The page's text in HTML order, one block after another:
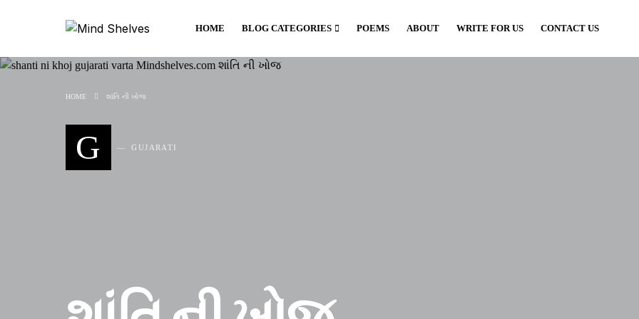
HOME BLOG CATEGORIES POEMS ABOUT WRITE FOR US CONTACT US
HOME શાંતિ ની ખોજ
G GUJARATI